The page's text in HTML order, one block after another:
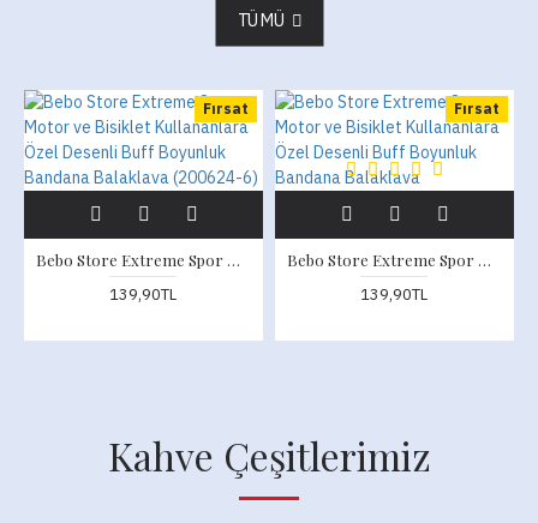
TÜMÜ
Fırsat
Bebo Store Extreme Spor Motor ve Bisiklet Kullananlara Özel Desenli Buff Boyunluk Bandana Balaklava (200624-6)
139,90TL
Fırsat
Bebo Store Extreme Spor Motor ve Bisiklet Kullananlara Özel Desenli Buff Boyunluk Bandana Balaklava
139,90TL
Kahve Çeşitlerimiz